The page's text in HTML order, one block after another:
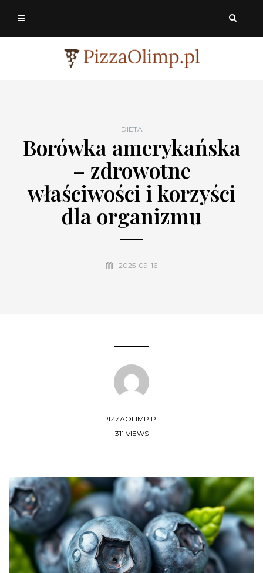
DIETA
Borówka amerykańska
– zdrowotne
właściwości i korzyści
dla organizmu
2025-09-16
PIZZAOLIMP.PL
311 VIEWS